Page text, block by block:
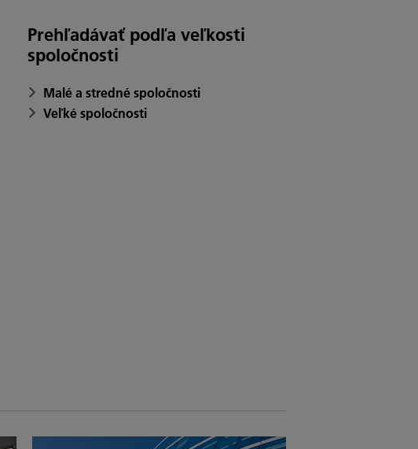
Prehľadávať podľa veľkosti
spoločnosti
Malé a stredné spoločnosti
Veľké spoločnosti